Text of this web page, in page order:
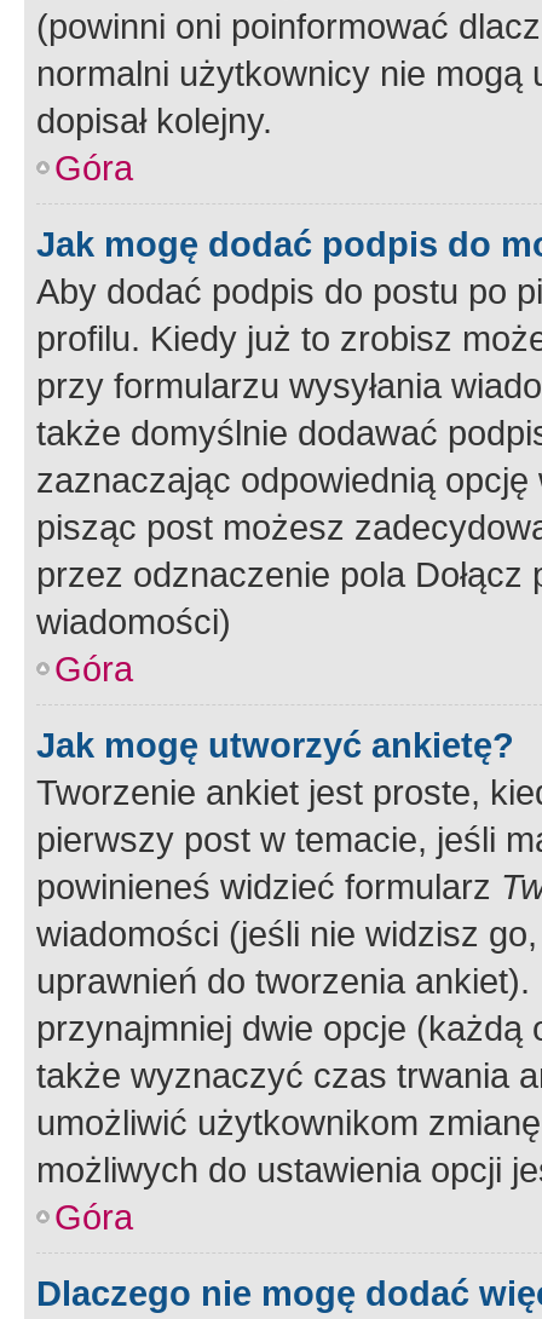
(powinni oni poinformować
normalni użytkownicy nie
dopisał kolejny.
Góra
Jak mogę dodać podpis do
Aby dodać podpis do postu po
profilu. Kiedy już to zrobisz
przy formularzu wysyłania
także domyślnie dodawać
zaznaczając odpowiednią
pisząc post możesz
przez odznaczenie pola
wiadomości)
Góra
Jak mogę utworzyć ankietę?
Tworzenie ankiet jest proste,
pierwszy post w temacie, jeśli
powinieneś widzieć formularz
wiadomości (jeśli nie widzisz
uprawnień do tworzenia
przynajmniej dwie opcje
także wyznaczyć czas trwania
umożliwić użytkownikom
możliwych do ustawienia opcji
Góra
Dlaczego nie mogę dodać